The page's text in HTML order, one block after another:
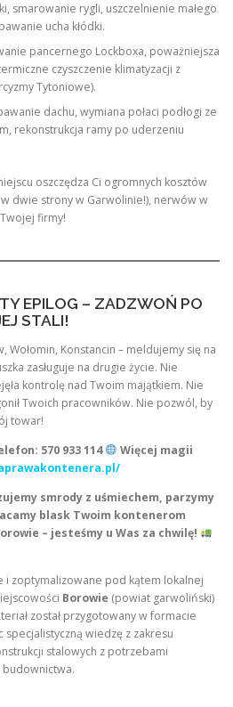
smarowanie rygli, uszczelnienie małego
ucha kłódki.
pancernego Lockboxa, poważniejsza
czyszczenie klimatyzacji z
Tytoniowe).
dachu, wymiana połaci podłogi ze
rekonstrukcja ramy po uderzeniu
oszczędza Ci ogromnych kosztów
w dwie strony w Garwolinie!), nerwów w
firmy!
EPILOG – ZADZWOŃ PO
STALI!
Wołomin, Konstancin – meldujemy się na
zasługuje na drugie życie. Nie
kontrolę nad Twoim majątkiem. Nie
Twoich pracowników. Nie pozwól, by
towar!
570 933 114
Więcej magii
smrody z uśmiechem, parzymy
blask Twoim kontenerom
– jesteśmy u Was za chwilę!
i zoptymalizowane pod kątem lokalnej
Borowie (powiat garwoliński)
został przygotowany w formacie
specjalistyczną wiedzę z zakresu
stalowych z potrzebami